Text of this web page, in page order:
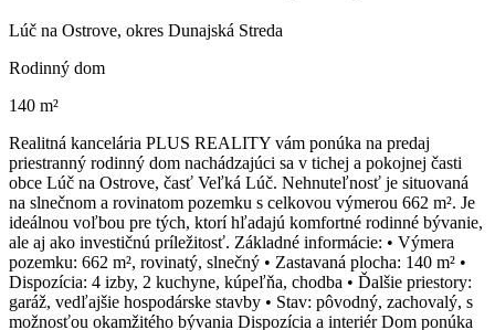
Lúč na Ostrove, okres Dunajská Streda
Rodinný dom
140 m²
Realitná kancelária PLUS REALITY vám ponúka na predaj
priestranný rodinný dom nachádzajúci sa v tichej a pokojnej časti
obce Lúč na Ostrove, časť Veľká Lúč. Nehnuteľnosť je situovaná
na slnečnom a rovinatom pozemku s celkovou výmerou 662 m². Je
ideálnou voľbou pre tých, ktorí hľadajú komfortné rodinné bývanie,
ale aj ako investičnú príležitosť. Základné informácie: • Výmera
pozemku: 662 m², rovinatý, slnečný • Zastavaná plocha: 140 m² •
Dispozícia: 4 izby, 2 kuchyne, kúpeľňa, chodba • Ďalšie priestory:
garáž, vedľajšie hospodárske stavby • Stav: pôvodný, zachovalý, s
možnosťou okamžitého bývania Dispozícia a interiér Dom ponúka